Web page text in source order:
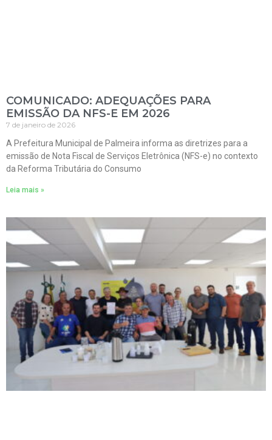
COMUNICADO: ADEQUAÇÕES PARA
EMISSÃO DA NFS-E EM 2026
7 de janeiro de 2026
A Prefeitura Municipal de Palmeira informa as diretrizes para a
emissão de Nota Fiscal de Serviços Eletrônica (NFS-e) no contexto
da Reforma Tributária do Consumo
Leia mais »